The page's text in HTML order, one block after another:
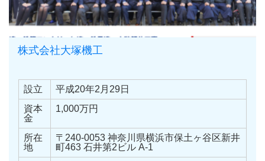
株式会社大塚機工
設立
平成20年2月29日
資本
金
1,000万円
所在
地
〒240-0053 神奈川県横浜市保土ヶ谷区新井
町463 石井第2ビル A-1